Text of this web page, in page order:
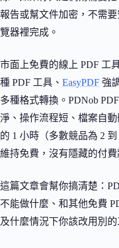
報告或幫文件加密，不需
覽器裡完成。
市面上免費的線上 PDF 工
種 PDF 工具、 EasyPDF 強
多種格式轉換。PDNob
淨、操作流程短、檔案自
的 1 小時（多數競品為 2
維持免費，沒有隱藏的付費
這篇文章會幫你搞清楚：
不能做什麼、和其他免費
及什麼情況下你該改用別的